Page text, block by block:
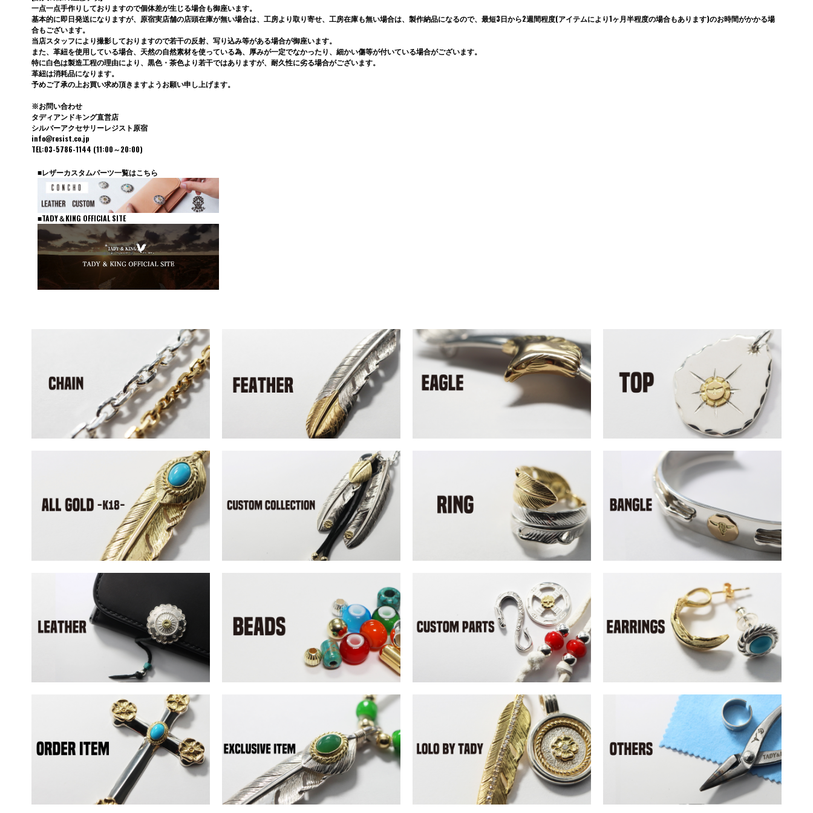
一点一点手作りしておりますので個体差が生じる場合も御座います。
基本的に即日発送になりますが、原宿実店舗の店頭在庫が無い場合は、工房より取り寄せ、工房在庫も無い場合は、製作納品になるので、最短3日から2週間程度(アイテムにより1ヶ月半程度の場合もあります)のお時間がかかる場
合もございます。
当店スタッフにより撮影しておりますので若干の反射、写り込み等がある場合が御座います。
また、革紐を使用している場合、天然の自然素材を使っている為、厚みが一定でなかったり、細かい傷等が付いている場合がございます。
特に白色は製造工程の理由により、黒色・茶色より若干ではありますが、耐久性に劣る場合がございます。
革紐は消耗品になります。
予めご了承の上お買い求め頂きますようお願い申し上げます。
※お問い合わせ
タディアンドキング直営店
シルバーアクセサリーレジスト原宿
info@resist.co.jp
TEL:03-5786-1144 (11:00～20:00)
■レザーカスタムパーツ一覧はこちら
■TADY＆KING OFFICIAL SITE